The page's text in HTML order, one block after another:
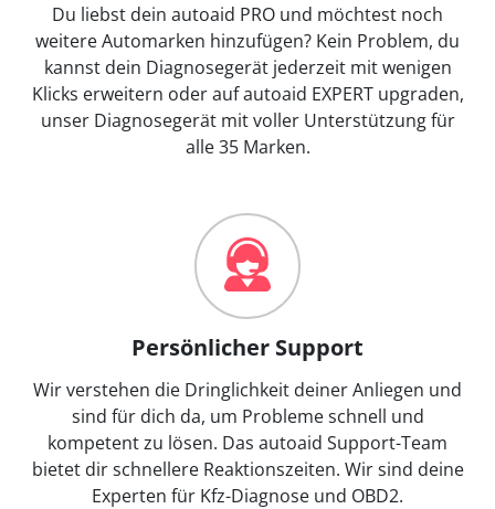
Du liebst dein autoaid PRO und möchtest noch
weitere Automarken hinzufügen? Kein Problem, du
kannst dein Diagnosegerät jederzeit mit wenigen
Klicks erweitern oder auf autoaid EXPERT upgraden,
unser Diagnosegerät mit voller Unterstützung für
alle 35 Marken.
Persönlicher Support
Wir verstehen die Dringlichkeit deiner Anliegen und
sind für dich da, um Probleme schnell und
kompetent zu lösen. Das autoaid Support-Team
bietet dir schnellere Reaktionszeiten. Wir sind deine
Experten für Kfz-Diagnose und OBD2.